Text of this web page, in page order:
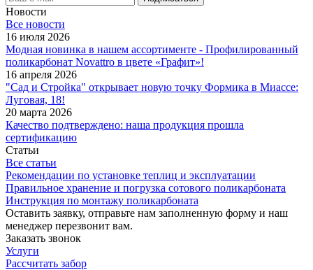
Новости
Все новости
16 июля 2026
Модная новинка в нашем ассортименте - Профилированный
поликарбонат Novattro в цвете «Графит»!
16 апреля 2026
"Сад и Стройка" открывает новую точку Формика в Миассе:
Луговая, 18!
20 марта 2026
Качество подтверждено: наша продукция прошла
сертификацию
Статьи
Все статьи
Рекомендации по установке теплиц и эксплуатации
Правильное хранение и погрузка сотового поликарбоната
Инструкция по монтажу поликарбоната
Оставить заявку, отправьте нам заполненную форму и наш
менеджер перезвонит вам.
Заказать звонок
Услуги
Рассчитать забор